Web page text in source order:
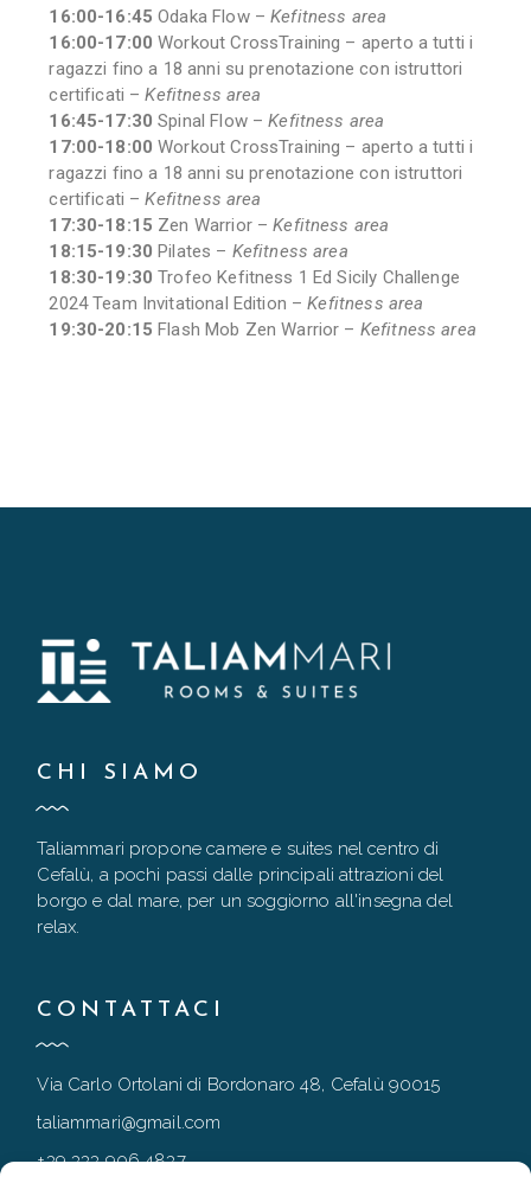
16:00-16:45 Odaka Flow –Kefitness area
16:00-17:00 Workout CrossTraining – aperto a tutti i
ragazzi fino a 18 anni su prenotazione con istruttori
certificati –Kefitness area
16:45-17:30 Spinal Flow – Kefitness area
17:00-18:00 Workout CrossTraining – aperto a tutti i
ragazzi fino a 18 anni su prenotazione con istruttori
certificati –Kefitness area
17:30-18:15 Zen Warrior –Kefitness area
18:15-19:30 Pilates – Kefitness area
18:30-19:30 Trofeo Kefitness 1 Ed Sicily Challenge
2024 Team Invitational Edition –Kefitness area
19:30-20:15 Flash Mob Zen Warrior – Kefitness area
CHI SIAMO
Taliammari propone camere e suites nel centro di
Cefalù, a pochi passi dalle principali attrazioni del
borgo e dal mare, per un soggiorno all'insegna del
relax.
CONTATTACI
Via Carlo Ortolani di Bordonaro 48, Cefalù 90015
taliammari@gmail.com
+39 333 906 4837